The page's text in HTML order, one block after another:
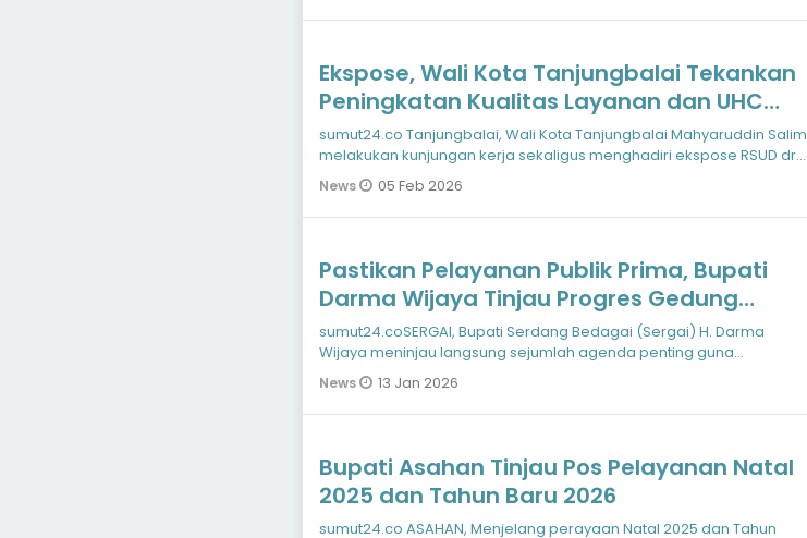
Ekspose, Wali Kota Tanjungbalai Tekankan
Peningkatan Kualitas Layanan dan UHC
RSUD Tengku Mansyur
sumut24.co Tanjungbalai, Wali Kota Tanjungbalai Mahyaruddin Salim
melakukan kunjungan kerja sekaligus menghadiri ekspose RSUD dr.
Tengku Ma
News 05 Feb 2026
Pastikan Pelayanan Publik Prima, Bupati
Darma Wijaya Tinjau Progres Gedung
Bapenda dan Sidak Kantor Bapperida
sumut24.coSERGAI, Bupati Serdang Bedagai (Sergai) H. Darma
Wijaya meninjau langsung sejumlah agenda penting guna
memastikan progres pembang
News 13 Jan 2026
Bupati Asahan Tinjau Pos Pelayanan Natal
2025 dan Tahun Baru 2026
sumut24.co ASAHAN, Menjelang perayaan Natal 2025 dan Tahun